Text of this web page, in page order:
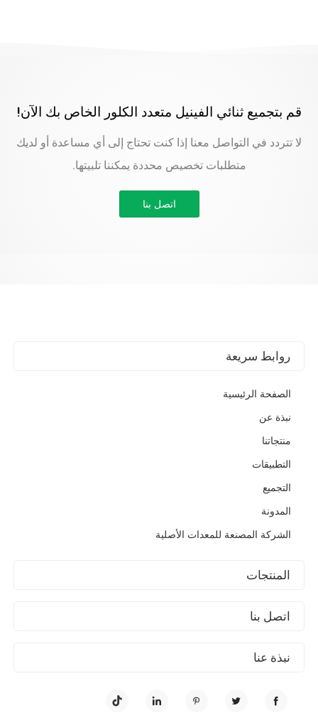
قم بتجميع ثنائي الفينيل متعدد الكلور الخاص بك الآن!
لا تتردد في التواصل معنا إذا كنت تحتاج إلى أي مساعدة أو لديك
متطلبات تخصيص محددة يمكننا تلبيتها.
اتصل بنا
نبذة عنا
روابط سريعة
الصفحة الرئيسية
نبذة عن
منتجاتنا
التطبيقات
التجميع
المدونة
الشركة المصنعة للمعدات الأصلية
المنتجات
اتصل بنا